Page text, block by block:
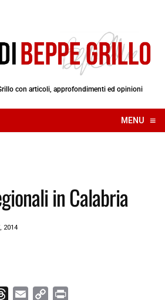
con articoli, approfondimenti ed opinioni
MENU ≡
☰
in Calabria
2014